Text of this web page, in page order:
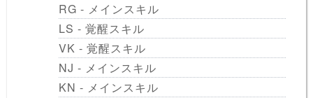
RG - メインスキル
LS - 覚醒スキル
VK - 覚醒スキル
NJ - メインスキル
KN - メインスキル